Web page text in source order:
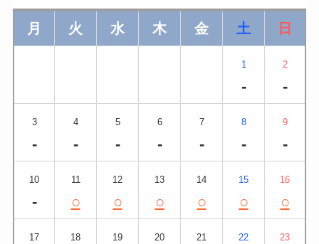
月 火 水 木 金 土 日
1
-
2
-
3
-
4
-
5
-
6
-
7
-
8
-
9
-
10
-
11
○
12
○
13
○
14
○
15
○
16
○
17 18 19 20 21 22 23